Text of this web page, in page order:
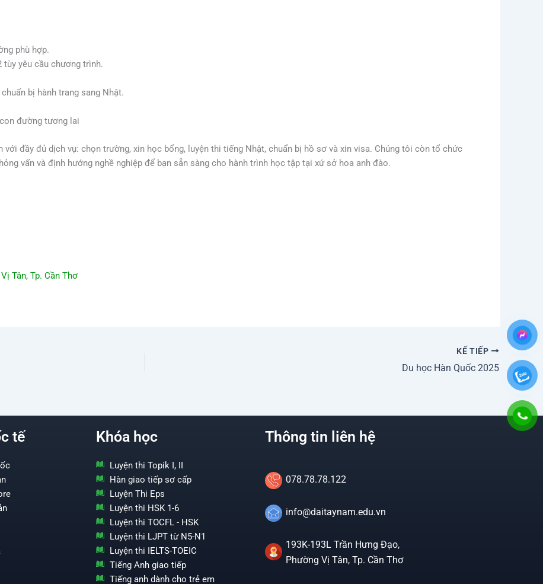
phù hợp.
yêu cầu chương trình.
bị hành trang sang Nhật.
đường tương lai
với đầy đủ dịch vụ: chọn trường, xin học bổng, luyện thi tiếng Nhật, chuẩn bị hồ sơ và xin visa. Chúng tôi còn tổ chức
vấn và định hướng nghề nghiệp để bạn sẵn sàng cho hành trình học tập tại xứ sở hoa anh đào.
Tân, Tp. Cần Thơ
KẾ TIẾP
Du học Hàn Quốc 2025
tế Khóa học
Luyện thi Topik I, II
Hàn giao tiếp sơ cấp
Luyện Thi Eps
Luyện thi HSK 1-6
Luyện thi TOCFL - HSK
Luyện thi LJPT từ N5-N1
Luyện thi IELTS-TOEIC
Tiếng Anh giao tiếp
Tiếng anh dành cho trẻ em
Thông tin liên hệ
078.78.78.122
info@daitaynam.edu.vn
193K-193L Trần Hưng Đạo,
Phường Vị Tân, Tp. Cần Thơ